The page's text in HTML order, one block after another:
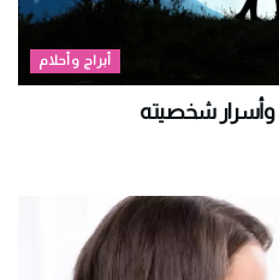
أبراج وأحلام
وأسرار شخصيته